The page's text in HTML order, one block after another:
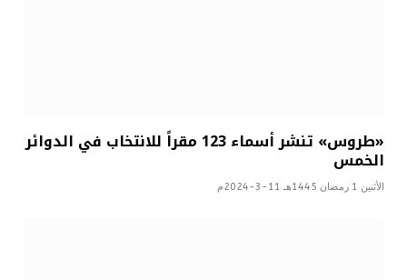
«طروس» تنشر أسماء 123 مقراً للانتخاب في الدوائر
الخمس
الأثنين 1 رمضان 1445هـ 11-3-2024م